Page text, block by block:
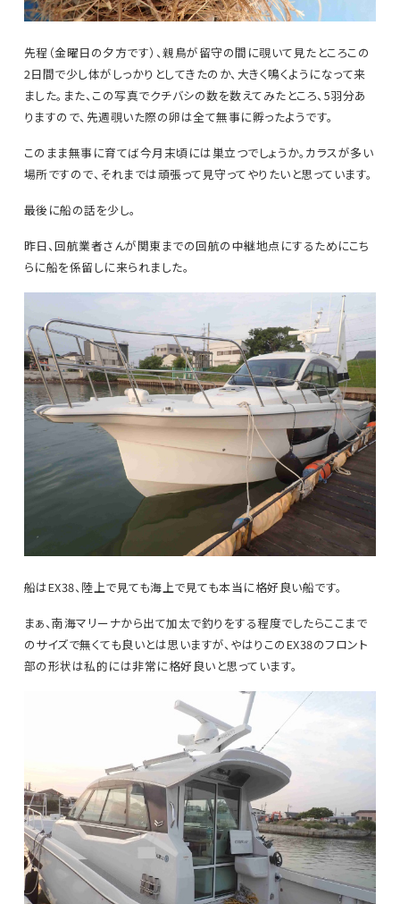
先程（金曜日の夕方です）、親鳥が留守の間に覗いて見たところこの
2日間で少し体がしっかりとしてきたのか、大きく鳴くようになって来
ました。また、この写真でクチバシの数を数えてみたところ、5羽分あ
りますので、先週覗いた際の卵は全て無事に孵ったようです。
このまま無事に育てば今月末頃には巣立つでしょうか。カラスが多い
場所ですので、それまでは頑張って見守ってやりたいと思っています。
最後に船の話を少し。
昨日、回航業者さんが関東までの回航の中継地点にするためにこち
らに船を係留しに来られました。
船はEX38、陸上で見ても海上で見ても本当に格好良い船です。
まぁ、南海マリーナから出て加太で釣りをする程度でしたらここまで
のサイズで無くても良いとは思いますが、やはりこのEX38のフロント
部の形状は私的には非常に格好良いと思っています。